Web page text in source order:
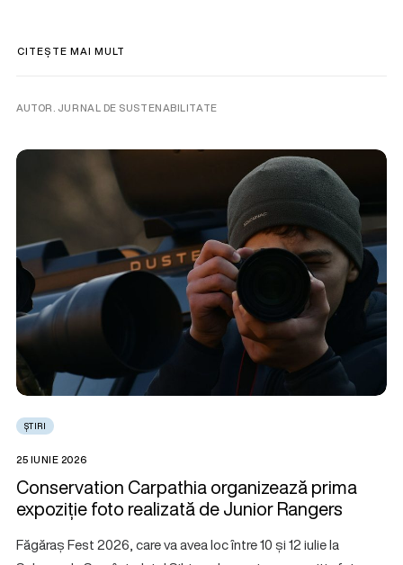
CITEȘTE MAI MULT
AUTOR. JURNAL DE SUSTENABILITATE
ȘTIRI
25 IUNIE 2026
Conservation Carpathia organizează prima
expoziție foto realizată de Junior Rangers
Făgăraș Fest 2026, care va avea loc între 10 și 12 iulie la